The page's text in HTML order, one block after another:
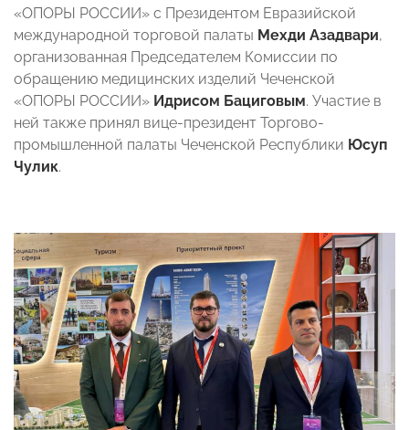
«ОПОРЫ РОССИИ» с Президентом Евразийской
международной торговой палаты Мехди Азадвари,
организованная Председателем Комиссии по
обращению медицинских изделий Чеченской
«ОПОРЫ РОССИИ» Идрисом Бациговым. Участие в
ней также принял вице-президент Торгово-
промышленной палаты Чеченской Республики Юсуп
Чулик.